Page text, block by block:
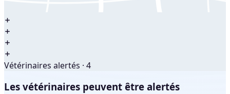
Vétérinaires alertés · 4
Les vétérinaires peuvent être alertés